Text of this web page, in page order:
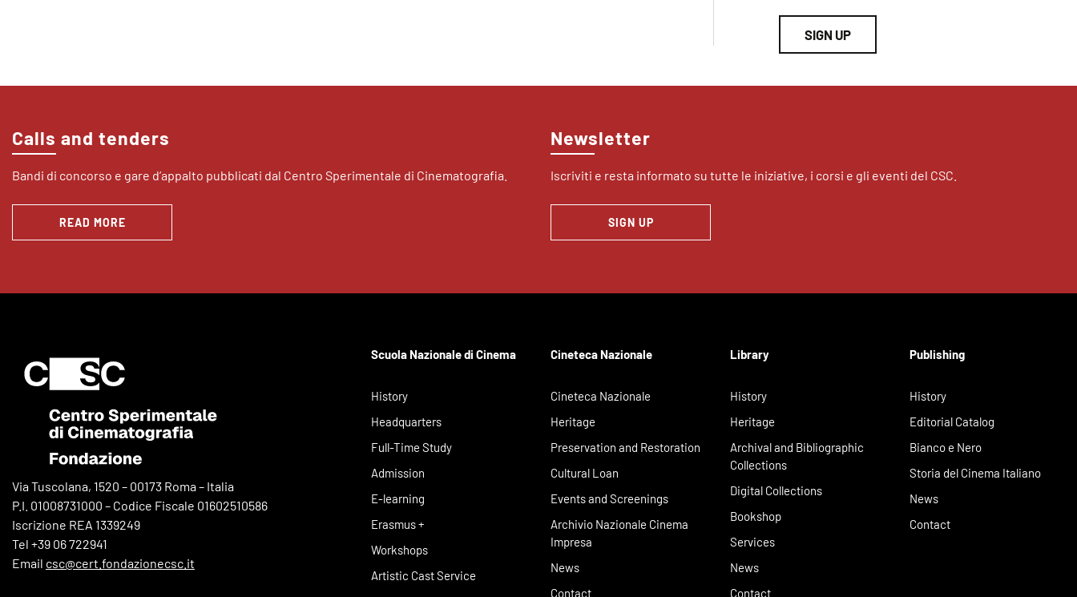
SIGN UP
Calls and tenders
Bandi di concorso e gare d’appalto pubblicati dal Centro Sperimentale di Cinematografia.
READ MORE
Newsletter
Iscriviti e resta informato su tutte le iniziative, i corsi e gli eventi del CSC.
SIGN UP
Via Tuscolana, 1520 – 00173 Roma – Italia
P.I. 01008731000 – Codice Fiscale 01602510586
Iscrizione REA 1339249
Tel +39 06 722941
Email csc@cert.fondazionecsc.it
Scuola Nazionale di Cinema
History
Headquarters
Full-Time Study
Admission
E-learning
Erasmus +
Workshops
Artistic Cast Service
Cineteca Nazionale
Cineteca Nazionale
Heritage
Preservation and Restoration
Cultural Loan
Events and Screenings
Archivio Nazionale Cinema
Impresa
News
Contact
Library
History
Heritage
Archival and Bibliographic
Collections
Digital Collections
Bookshop
Services
News
Contact
Publishing
History
Editorial Catalog
Bianco e Nero
Storia del Cinema Italiano
News
Contact